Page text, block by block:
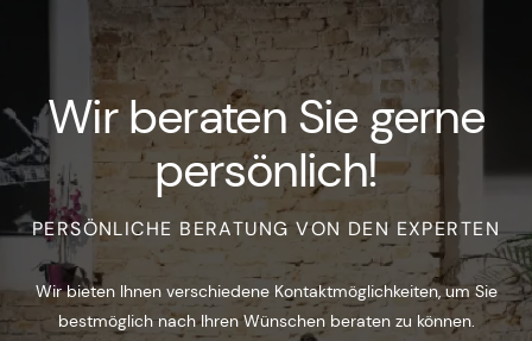
Wir beraten Sie gerne
persönlich!
PERSÖNLICHE BERATUNG VON DEN EXPERTEN
Wir bieten Ihnen verschiedene Kontaktmöglichkeiten, um Sie
bestmöglich nach Ihren Wünschen beraten zu können.